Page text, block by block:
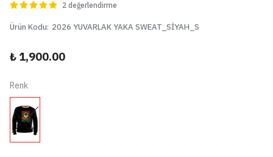
2 değerlendirme
Ürün Kodu: 2026 YUVARLAK YAKA SWEAT_SİYAH_S
₺ 1,900.00
Renk